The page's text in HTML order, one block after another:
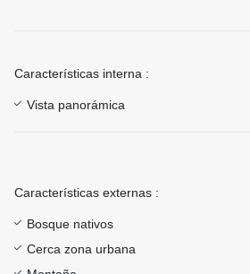
Características interna :
Vista panorámica
Características externas :
Bosque nativos
Cerca zona urbana